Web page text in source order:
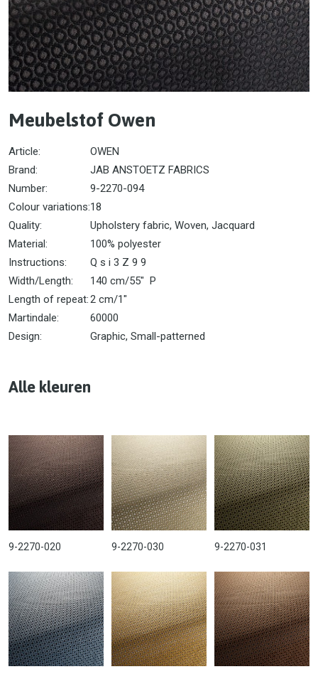
Meubelstof Owen
Article:
OWEN
Brand:
JAB ANSTOETZ FABRICS
Number:
9-2270-094
Colour variations:18
Quality:
Upholstery fabric, Woven, Jacquard
Material:
100% polyester
Instructions:
Q s i 3 Z 9 9
Width/Length:
140 cm/55" P
Length of repeat:2 cm/1"
Martindale:
60000
Design:
Graphic, Small-patterned
Alle kleuren
9-2270-020 9-2270-030 9-2270-031